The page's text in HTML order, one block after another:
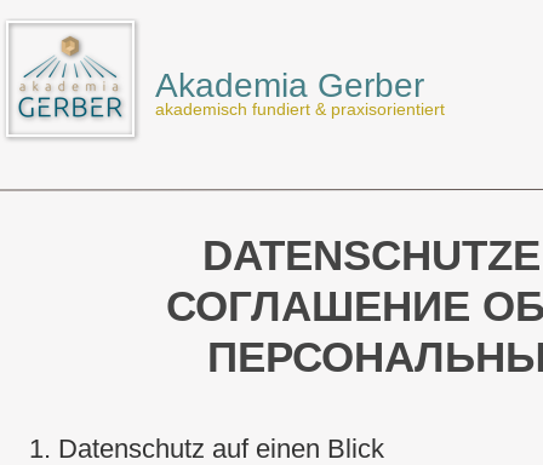
Akademia Gerber
akademisch fundiert & praxisorientiert
СОГЛАШЕНИЕ
1. Datenschutz auf einen Blick